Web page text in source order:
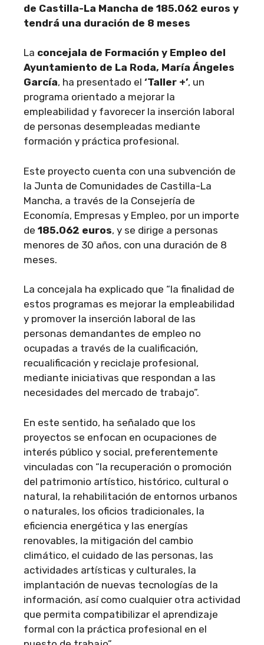
de Castilla-La Mancha de 185.062 euros y
tendrá una duración de 8 meses
La concejala de Formación y Empleo del
Ayuntamiento de La Roda, María Ángeles
García, ha presentado el ‘Taller +’, un
programa orientado a mejorar la
empleabilidad y favorecer la inserción laboral
de personas desempleadas mediante
formación y práctica profesional.
Este proyecto cuenta con una subvención de
la Junta de Comunidades de Castilla-La
Mancha, a través de la Consejería de
Economía, Empresas y Empleo, por un importe
de 185.062 euros, y se dirige a personas
menores de 30 años, con una duración de 8
meses.
La concejala ha explicado que “la finalidad de
estos programas es mejorar la empleabilidad
y promover la inserción laboral de las
personas demandantes de empleo no
ocupadas a través de la cualificación,
recualificación y reciclaje profesional,
mediante iniciativas que respondan a las
necesidades del mercado de trabajo”.
En este sentido, ha señalado que los
proyectos se enfocan en ocupaciones de
interés público y social, preferentemente
vinculadas con “la recuperación o promoción
del patrimonio artístico, histórico, cultural o
natural, la rehabilitación de entornos urbanos
o naturales, los oficios tradicionales, la
eficiencia energética y las energías
renovables, la mitigación del cambio
climático, el cuidado de las personas, las
actividades artísticas y culturales, la
implantación de nuevas tecnologías de la
información, así como cualquier otra actividad
que permita compatibilizar el aprendizaje
formal con la práctica profesional en el